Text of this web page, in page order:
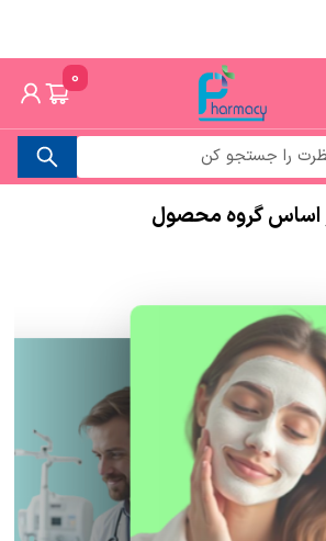
0
اساس گروه محصول